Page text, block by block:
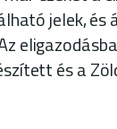
jelek, és
és a